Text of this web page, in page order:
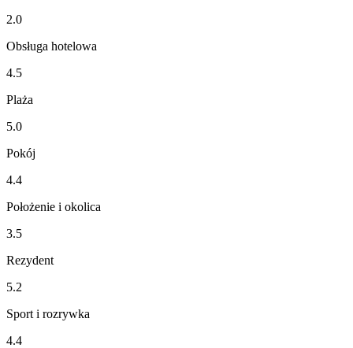
2.0
Obsługa hotelowa
4.5
Plaża
5.0
Pokój
4.4
Położenie i okolica
3.5
Rezydent
5.2
Sport i rozrywka
4.4